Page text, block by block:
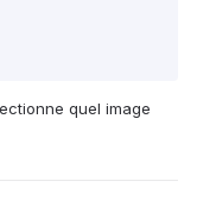
quel image